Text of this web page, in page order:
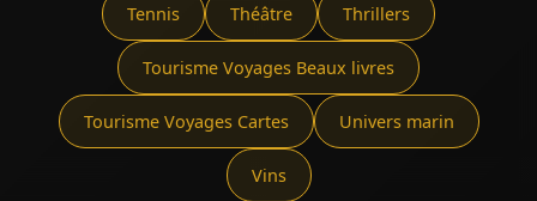
Tennis Théâtre Thrillers
Tourisme Voyages Beaux livres
Tourisme Voyages Cartes Univers marin
Vins